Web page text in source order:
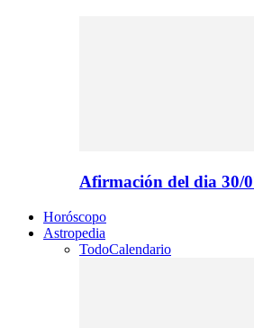
Afirmación del dia 30/
Horóscopo
Astropedia
TodoCalendario